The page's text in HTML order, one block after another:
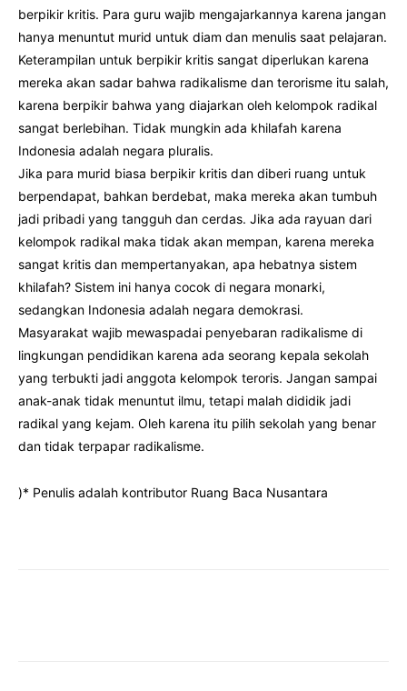
berpikir kritis. Para guru wajib mengajarkannya karena jangan
hanya menuntut murid untuk diam dan menulis saat pelajaran.
Keterampilan untuk berpikir kritis sangat diperlukan karena
mereka akan sadar bahwa radikalisme dan terorisme itu salah,
karena berpikir bahwa yang diajarkan oleh kelompok radikal
sangat berlebihan. Tidak mungkin ada khilafah karena
Indonesia adalah negara pluralis.
Jika para murid biasa berpikir kritis dan diberi ruang untuk
berpendapat, bahkan berdebat, maka mereka akan tumbuh
jadi pribadi yang tangguh dan cerdas. Jika ada rayuan dari
kelompok radikal maka tidak akan mempan, karena mereka
sangat kritis dan mempertanyakan, apa hebatnya sistem
khilafah? Sistem ini hanya cocok di negara monarki,
sedangkan Indonesia adalah negara demokrasi.
Masyarakat wajib mewaspadai penyebaran radikalisme di
lingkungan pendidikan karena ada seorang kepala sekolah
yang terbukti jadi anggota kelompok teroris. Jangan sampai
anak-anak tidak menuntut ilmu, tetapi malah dididik jadi
radikal yang kejam. Oleh karena itu pilih sekolah yang benar
dan tidak terpapar radikalisme.
)* Penulis adalah kontributor Ruang Baca Nusantara